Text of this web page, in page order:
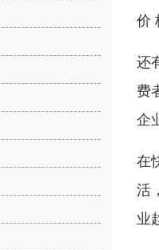
价
还
费
企
在
活
业